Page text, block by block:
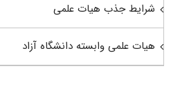
شرایط جذب هیات علمی
هیات علمی وابسته دانشگاه آزاد